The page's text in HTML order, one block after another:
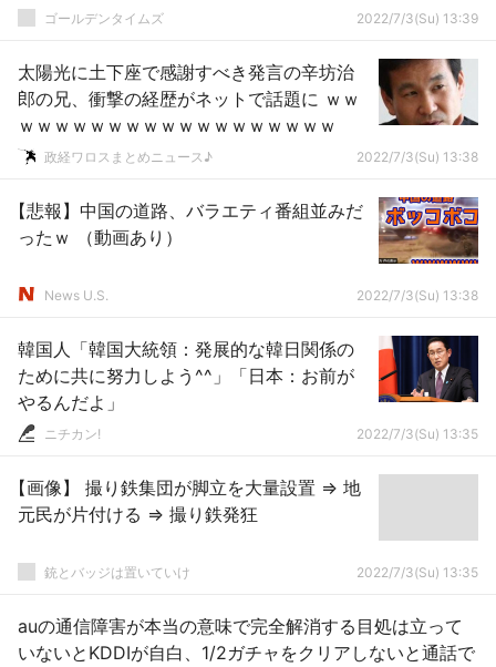
ゴールデンタイムズ 2022/7/3(Su) 13:39
太陽光に土下座で感謝すべき発言の辛坊治
郎の兄、衝撃の経歴がネットで話題に ｗｗ
ｗｗｗｗｗｗｗｗｗｗｗｗｗｗｗｗｗｗ
政経ワロスまとめニュース♪ 2022/7/3(Su) 13:38
【悲報】中国の道路、バラエティ番組並みだ
ったｗ （動画あり）
News U.S. 2022/7/3(Su) 13:38
韓国人「韓国大統領：発展的な韓日関係の
ために共に努力しよう^^」「日本：お前が
やるんだよ」
ニチカン! 2022/7/3(Su) 13:35
【画像】 撮り鉄集団が脚立を大量設置 ⇒ 地
元民が片付ける ⇒ 撮り鉄発狂
銃とバッジは置いていけ 2022/7/3(Su) 13:35
auの通信障害が本当の意味で完全解消する目処は立って
いないとKDDIが自白、1/2ガチャをクリアしないと通話で